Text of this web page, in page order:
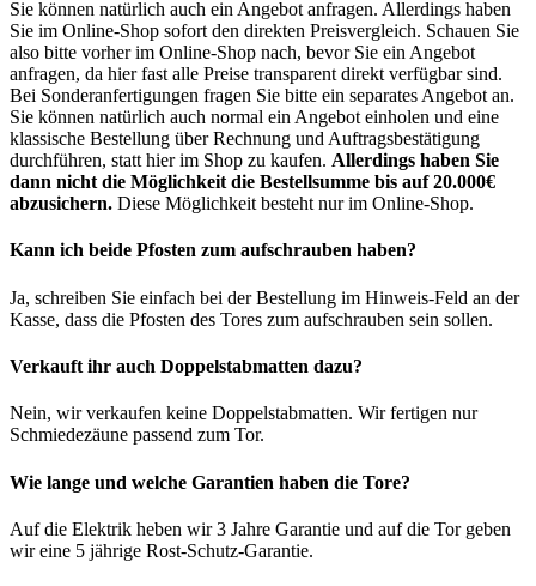
Sie können natürlich auch ein Angebot anfragen. Allerdings haben
Sie im Online-Shop sofort den direkten Preisvergleich. Schauen Sie
also bitte vorher im Online-Shop nach, bevor Sie ein Angebot
anfragen, da hier fast alle Preise transparent direkt verfügbar sind.
Bei Sonderanfertigungen fragen Sie bitte ein separates Angebot an.
Sie können natürlich auch normal ein Angebot einholen und eine
klassische Bestellung über Rechnung und Auftragsbestätigung
durchführen, statt hier im Shop zu kaufen. Allerdings haben Sie
dann nicht die Möglichkeit die Bestellsumme bis auf 20.000€
abzusichern. Diese Möglichkeit besteht nur im Online-Shop.
Kann ich beide Pfosten zum aufschrauben haben?
Ja, schreiben Sie einfach bei der Bestellung im Hinweis-Feld an der
Kasse, dass die Pfosten des Tores zum aufschrauben sein sollen.
Verkauft ihr auch Doppelstabmatten dazu?
Nein, wir verkaufen keine Doppelstabmatten. Wir fertigen nur
Schmiedezäune passend zum Tor.
Wie lange und welche Garantien haben die Tore?
Auf die Elektrik heben wir 3 Jahre Garantie und auf die Tor geben
wir eine 5 jährige Rost-Schutz-Garantie.